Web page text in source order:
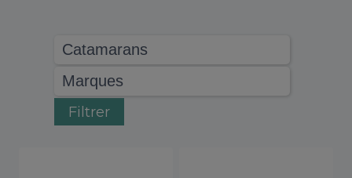
Filtrer